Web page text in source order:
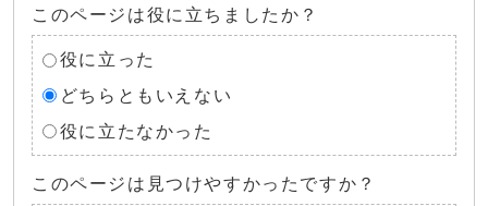
このページは役に立ちましたか？
役に立った
どちらともいえない
役に立たなかった
このページは見つけやすかったですか？